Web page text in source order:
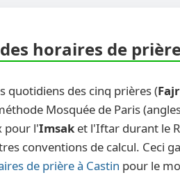
horaires de
quotidiens des cinq prières (Fajr
Mosquée de Paris
pour l'Imsak et l'Iftar durant le
conventions de calcul. Ceci
de prière à Castin pour le